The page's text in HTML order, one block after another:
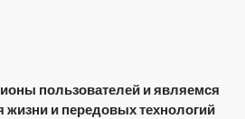
пользователей и являемся
жизни и передовых технологий